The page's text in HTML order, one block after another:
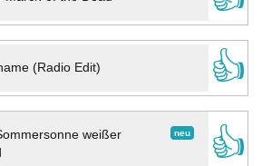
(Radio Edit)
👍
neu
weißer
👍